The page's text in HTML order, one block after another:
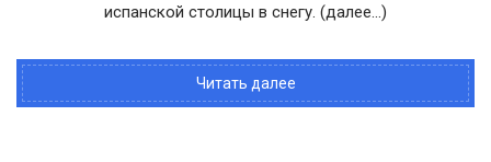
испанской столицы в снегу. (далее…)
Читать далее